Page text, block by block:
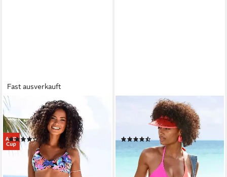
Fast ausverkauft
BENCH.
Triangel-Bikini-Top Pitch, mit
stylischer Rückenlösung
(95)
34,99 € 44,99 €
lieferbar - in 1-2 Werktagen bei dir
Triangel-Bikini gewickelt in
zweifarbigem Design
(8)
ab 59,99 € 79,99 €